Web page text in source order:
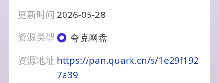
更新时间 2026-05-28
资源类型
夸克网盘
资源地址 https://pan.quark.cn/s/1e29f192
7a39